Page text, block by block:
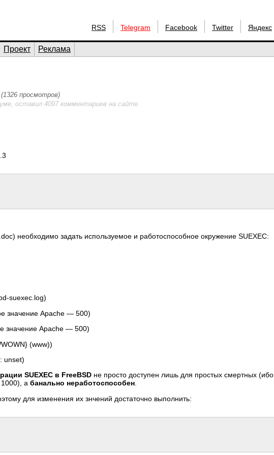
RSS Telegram Facebook Twitter Яндекс
Проект Реклама
просмотров)
оставил 4097 комментариев на сайте.
необходимо задать используемое и работоспособное окружение SUEXEC:
suexec.log)
значение Apache — 500)
значение Apache — 500)
(www))
unset)
SUEXEC в FreeBSD не просто доступен лишь для простых смертных (ибо
1000), а банально неработоспособен.
для изменения их знчений достаточно выполнить: